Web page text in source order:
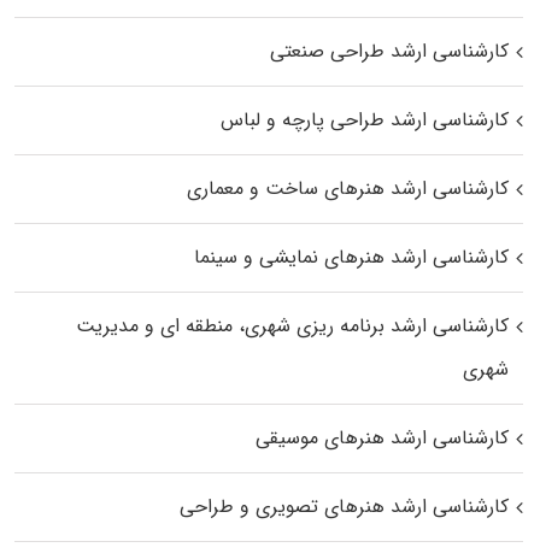
کارشناسی ارشد طراحی صنعتی
کارشناسی ارشد طراحی پارچه و لباس
کارشناسی ارشد هنرهای ساخت و معماری
کارشناسی ارشد هنرهای نمایشی و سینما
کارشناسی ارشد برنامه ریزی شهری، منطقه‌ ای و مدیریت
شهری
کارشناسی ارشد هنرهای موسیقی
کارشناسی ارشد هنرهای تصویری و طراحی